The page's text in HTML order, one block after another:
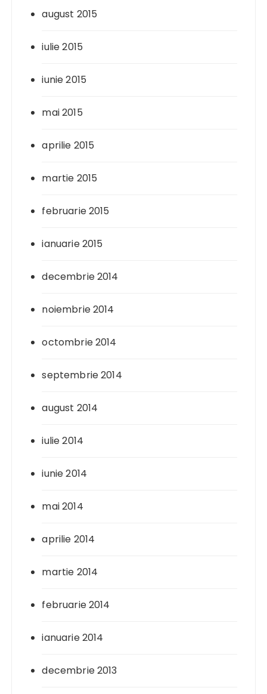
august 2015
iulie 2015
iunie 2015
mai 2015
aprilie 2015
martie 2015
februarie 2015
ianuarie 2015
decembrie 2014
noiembrie 2014
octombrie 2014
septembrie 2014
august 2014
iulie 2014
iunie 2014
mai 2014
aprilie 2014
martie 2014
februarie 2014
ianuarie 2014
decembrie 2013